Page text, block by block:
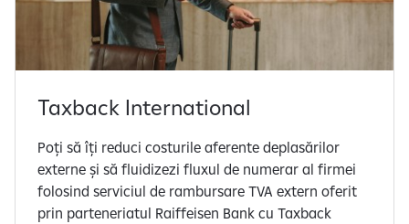
Taxback International
Poți să îți reduci costurile aferente deplasărilor
externe și să fluidizezi fluxul de numerar al firmei
folosind serviciul de rambursare TVA extern oferit
prin parteneriatul Raiffeisen Bank cu Taxback